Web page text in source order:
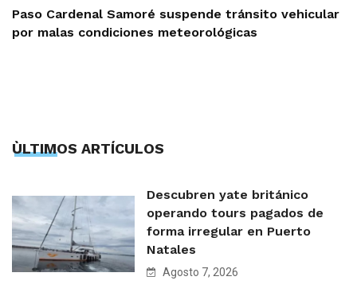
Paso Cardenal Samoré suspende tránsito vehicular
por malas condiciones meteorológicas
ÙLTIMOS ARTÍCULOS
Descubren yate británico
operando tours pagados de
forma irregular en Puerto
Natales
Agosto 7, 2026